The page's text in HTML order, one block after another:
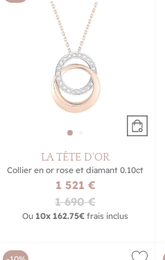
LA TÊTE D'OR
Collier en or rose et diamant 0.10ct
1 521 €
1 690 €
Ou 10x 162.75€ frais inclus